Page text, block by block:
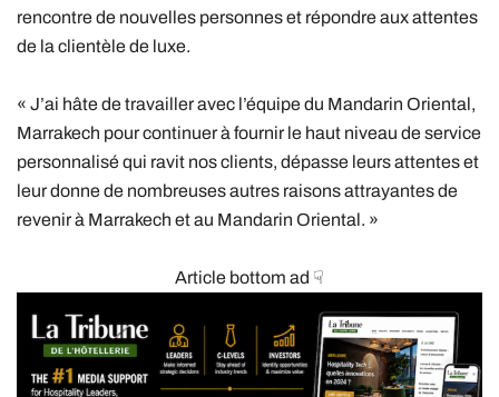
rencontre de nouvelles personnes et répondre aux attentes
de la clientèle de luxe.
« J’ai hâte de travailler avec l’équipe du Mandarin Oriental,
Marrakech pour continuer à fournir le haut niveau de service
personnalisé qui ravit nos clients, dépasse leurs attentes et
leur donne de nombreuses autres raisons attrayantes de
revenir à Marrakech et au Mandarin Oriental. »
Article bottom ad ☟